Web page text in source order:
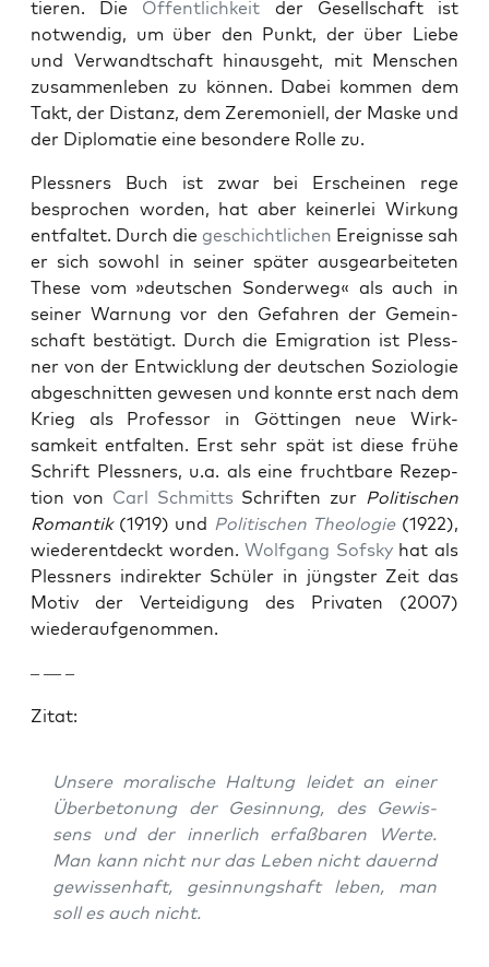
tieren. Die Öffentlichkeit der Gesellschaft ist
notwendig, um über den Punkt, der über Liebe
und Ver­wandtschaft hin­aus­ge­ht, mit Men­schen
zusam­men­leben zu kön­nen. Dabei kom­men dem
Takt, der Dis­tanz, dem Zer­e­moniell, der Maske und
der Diplo­matie eine beson­dere Rolle zu.
Pless­ners Buch ist zwar bei Erscheinen rege
besprochen wor­den, hat aber kein­er­lei Wirkung
ent­fal­tet. Durch die geschichtlichen Ereignisse sah
er sich sowohl in sein­er später aus­gear­beit­eten
These vom »deutschen Son­der­weg« als auch in
sein­er War­nung vor den Gefahren der Gemein­
schaft bestätigt. Durch die Emi­gra­tion ist Pless­
ner von der Entwick­lung der deutschen Sozi­olo­gie
abgeschnit­ten gewe­sen und kon­nte erst nach dem
Krieg als Pro­fes­sor in Göt­tin­gen neue Wirk­
samkeit ent­fal­ten. Erst sehr spät ist diese frühe
Schrift Pless­ners, u.a. als eine frucht­bare Rezep­
tion von Carl Schmitts Schriften zur Poli­tis­chen
Roman­tik(1919) und Poli­tis­chen The­olo­gie(1922),
wieder­ent­deckt wor­den.Wolf­gang Sof­skyhat als
Pless­ners indi­rek­ter Schüler in jüng­ster Zeit das
Motiv der Vertei­di­gung des Pri­vat­en (2007)
wieder­aufgenom­men.
– — –
Zitat:
Unsere moralis­che Hal­tung lei­det an ein­er
Über­be­to­nung der Gesin­nung, des Gewis­
sens und der inner­lich erfaßbaren Werte.
Man kann nicht nur das Leben nicht dauernd
gewis­senhaft, gesin­nung­shaft leben, man
soll es auch nicht.